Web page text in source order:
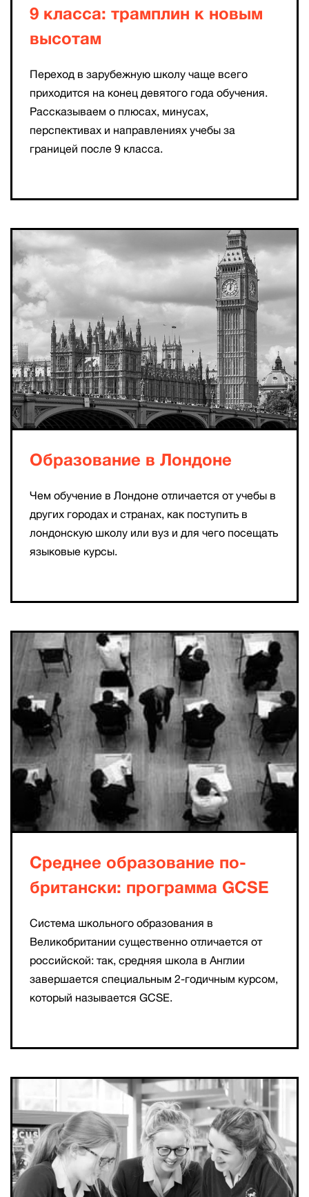
9 класса: трамплин к новым
высотам
Переход в зарубежную школу чаще всего
приходится на конец девятого года обучения.
Рассказываем о плюсах, минусах,
перспективах и направлениях учебы за
границей после 9 класса.
Образование в Лондоне
Чем обучение в Лондоне отличается от учебы в
других городах и странах, как поступить в
лондонскую школу или вуз и для чего посещать
языковые курсы.
Среднее образование по-
британски: программа GCSE
Система школьного образования в
Великобритании существенно отличается от
российской: так, средняя школа в Англии
завершается специальным 2-годичным курсом,
который называется GCSE.